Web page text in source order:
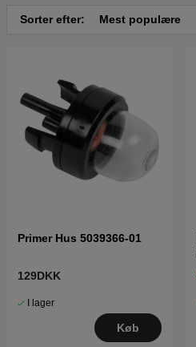
Sorter efter: Mest populære
Primer Hus 5039366-01
129DKK
I lager
Køb